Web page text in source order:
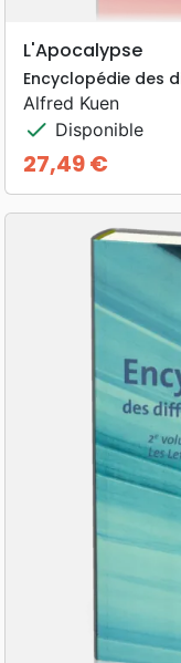
L'Apocalypse
Encyclopédie des
Alfred Kuen
check Disponible
Prix
27,49 €